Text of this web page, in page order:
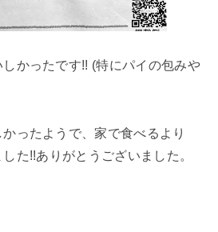
かったです!! (特にパイの包みや
ったようで、家で食べるより
た!!ありがとうございました。